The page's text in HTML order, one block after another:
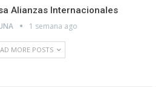
Alianzas Internacionales
1 semana ago
MORE POSTS